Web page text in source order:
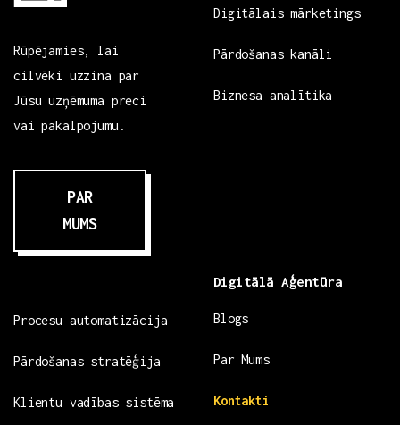
Rūpējamies, lai
cilvēki uzzina par
Jūsu uzņēmuma preci
vai pakalpojumu.
PAR
MUMS
Digitālais mārketings
Pārdošanas kanāli
Biznesa analītika
Procesu automatizācija
Pārdošanas stratēģija
Klientu vadības sistēma
Digitālā Aģentūra
Blogs
Par Mums
Kontakti